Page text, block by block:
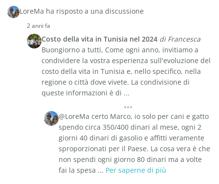
LoreMa ha risposto a una discussione
2 anni fa
Costo della vita in Tunisia nel 2024 di Francesca
Buongiorno a tutti, Come ogni anno, invitiamo a
condividere la vostra esperienza sull'evoluzione del
costo della vita in Tunisia e, nello specifico, nella
regione o città dove vivete. La condivisione di
queste informazioni è di ...
@LoreMa certo Marco, io solo per cani e gatto
spendo circa 350/400 dinari al mese, ogni 2
giorni 40 dinari di gasolio e affitti veramente
sproporzionati per il Paese. La cosa vera è che
non spendi ogni giorno 80 dinari ma a volte
fai la spesa ... Per saperne di più